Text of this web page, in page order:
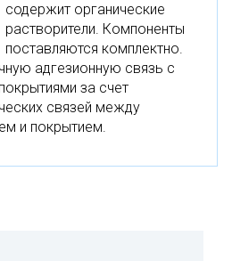
содержит органические
растворители. Компоненты
поставляются комплектно.
адгезионную связь с
за счет
связей между
и покрытием.